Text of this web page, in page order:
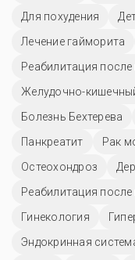
Для похудения
Лечение гайморита
Реабилитация после
Желудочно-
Болезнь Бехтерева
Панкреатит
Рак
Остеохондроз
Реабилитация
Гинекология
Эндокринная